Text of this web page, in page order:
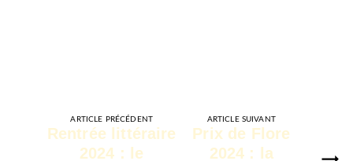
ARTICLE PRÉCÉDENT
Rentrée littéraire
2024 : le
ARTICLE SUIVANT
Prix de Flore
2024 : la